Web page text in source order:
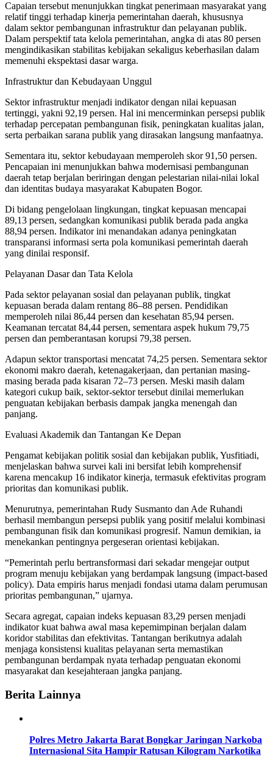
Capaian tersebut menunjukkan tingkat penerimaan masyarakat yang
relatif tinggi terhadap kinerja pemerintahan daerah, khususnya
dalam sektor pembangunan infrastruktur dan pelayanan publik.
Dalam perspektif tata kelola pemerintahan, angka di atas 80 persen
mengindikasikan stabilitas kebijakan sekaligus keberhasilan dalam
memenuhi ekspektasi dasar warga.
Infrastruktur dan Kebudayaan Unggul
Sektor infrastruktur menjadi indikator dengan nilai kepuasan
tertinggi, yakni 92,19 persen. Hal ini mencerminkan persepsi publik
terhadap percepatan pembangunan fisik, peningkatan kualitas jalan,
serta perbaikan sarana publik yang dirasakan langsung manfaatnya.
Sementara itu, sektor kebudayaan memperoleh skor 91,50 persen.
Pencapaian ini menunjukkan bahwa modernisasi pembangunan
daerah tetap berjalan beriringan dengan pelestarian nilai-nilai lokal
dan identitas budaya masyarakat Kabupaten Bogor.
Di bidang pengelolaan lingkungan, tingkat kepuasan mencapai
89,13 persen, sedangkan komunikasi publik berada pada angka
88,94 persen. Indikator ini menandakan adanya peningkatan
transparansi informasi serta pola komunikasi pemerintah daerah
yang dinilai responsif.
Pelayanan Dasar dan Tata Kelola
Pada sektor pelayanan sosial dan pelayanan publik, tingkat
kepuasan berada dalam rentang 86–88 persen. Pendidikan
memperoleh nilai 86,44 persen dan kesehatan 85,94 persen.
Keamanan tercatat 84,44 persen, sementara aspek hukum 79,75
persen dan pemberantasan korupsi 79,38 persen.
Adapun sektor transportasi mencatat 74,25 persen. Sementara sektor
ekonomi makro daerah, ketenagakerjaan, dan pertanian masing-
masing berada pada kisaran 72–73 persen. Meski masih dalam
kategori cukup baik, sektor-sektor tersebut dinilai memerlukan
penguatan kebijakan berbasis dampak jangka menengah dan
panjang.
Evaluasi Akademik dan Tantangan Ke Depan
Pengamat kebijakan politik sosial dan kebijakan publik, Yusfitiadi,
menjelaskan bahwa survei kali ini bersifat lebih komprehensif
karena mencakup 16 indikator kinerja, termasuk efektivitas program
prioritas dan komunikasi publik.
Menurutnya, pemerintahan Rudy Susmanto dan Ade Ruhandi
berhasil membangun persepsi publik yang positif melalui kombinasi
pembangunan fisik dan komunikasi progresif. Namun demikian, ia
menekankan pentingnya pergeseran orientasi kebijakan.
“Pemerintah perlu bertransformasi dari sekadar mengejar output
program menuju kebijakan yang berdampak langsung (impact-based
policy). Data empiris harus menjadi fondasi utama dalam perumusan
prioritas pembangunan,” ujarnya.
Secara agregat, capaian indeks kepuasan 83,29 persen menjadi
indikator kuat bahwa awal masa kepemimpinan berjalan dalam
koridor stabilitas dan efektivitas. Tantangan berikutnya adalah
menjaga konsistensi kualitas pelayanan serta memastikan
pembangunan berdampak nyata terhadap penguatan ekonomi
masyarakat dan kesejahteraan jangka panjang.
Berita Lainnya
Polres Metro Jakarta Barat Bongkar Jaringan Narkoba
Internasional Sita Hampir Ratusan Kilogram Narkotika